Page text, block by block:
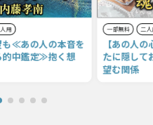
用
も≪あの人の本音を
的中鑑定≫抱く想
一部無料 二人用
【あの人
たに隠して
望む関係